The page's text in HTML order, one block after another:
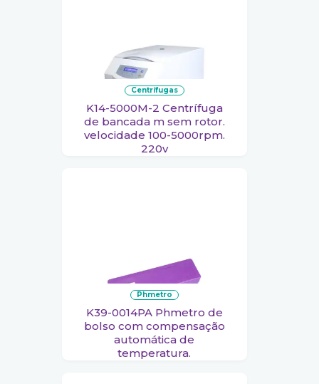
centrífugas
K14-5000M-2 Centrífuga
de bancada m sem rotor.
velocidade 100-5000rpm.
220v
phmetro
K39-0014PA Phmetro de
bolso com compensação
automática de
temperatura.